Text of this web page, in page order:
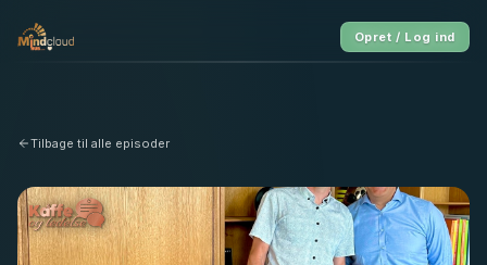
Opret / Log ind
Tilbage til alle episoder